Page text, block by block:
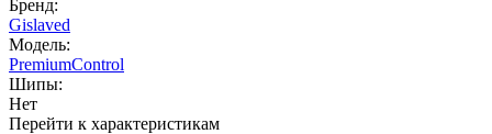
Бренд:
Gislaved
Модель:
PremiumControl
Шипы:
Нет
Перейти к характеристикам